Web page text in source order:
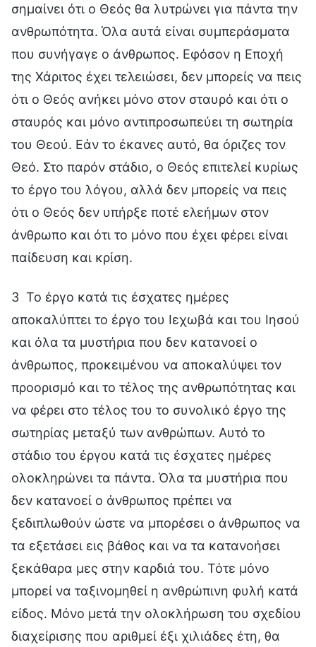
σημαίνει ότι ο Θεός θα λυτρώνει για πάντα την
ανθρωπότητα. Όλα αυτά είναι συμπεράσματα
που συνήγαγε ο άνθρωπος. Εφόσον η Εποχή
της Χάριτος έχει τελειώσει, δεν μπορείς να πεις
ότι ο Θεός ανήκει μόνο στον σταυρό και ότι ο
σταυρός και μόνο αντιπροσωπεύει τη σωτηρία
του Θεού. Εάν το έκανες αυτό, θα όριζες τον
Θεό. Στο παρόν στάδιο, ο Θεός επιτελεί κυρίως
το έργο του λόγου, αλλά δεν μπορείς να πεις
ότι ο Θεός δεν υπήρξε ποτέ ελεήμων στον
άνθρωπο και ότι το μόνο που έχει φέρει είναι
παίδευση και κρίση.
3 Το έργο κατά τις έσχατες ημέρες
αποκαλύπτει το έργο του Ιεχωβά και του Ιησού
και όλα τα μυστήρια που δεν κατανοεί ο
άνθρωπος, προκειμένου να αποκαλύψει τον
προορισμό και το τέλος της ανθρωπότητας και
να φέρει στο τέλος του το συνολικό έργο της
σωτηρίας μεταξύ των ανθρώπων. Αυτό το
στάδιο του έργου κατά τις έσχατες ημέρες
ολοκληρώνει τα πάντα. Όλα τα μυστήρια που
δεν κατανοεί ο άνθρωπος πρέπει να
ξεδιπλωθούν ώστε να μπορέσει ο άνθρωπος να
τα εξετάσει εις βάθος και να τα κατανοήσει
ξεκάθαρα μες στην καρδιά του. Τότε μόνο
μπορεί να ταξινομηθεί η ανθρώπινη φυλή κατά
είδος. Μόνο μετά την ολοκλήρωση του σχεδίου
διαχείρισης που αριθμεί έξι χιλιάδες έτη, θα